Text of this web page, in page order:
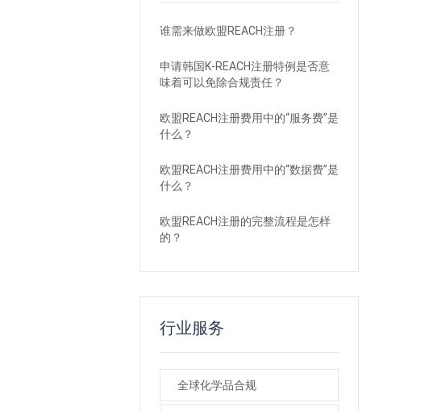
谁需来做欧盟REACH注册？
申请韩国K-REACH注册特例是否意
味着可以免除合规责任？
欧盟REACH注册费用中的“服务费”是
什么？
欧盟REACH注册费用中的“数据费”是
什么？
欧盟REACH注册的完整流程是怎样
的？
行业服务
全球化学品合规